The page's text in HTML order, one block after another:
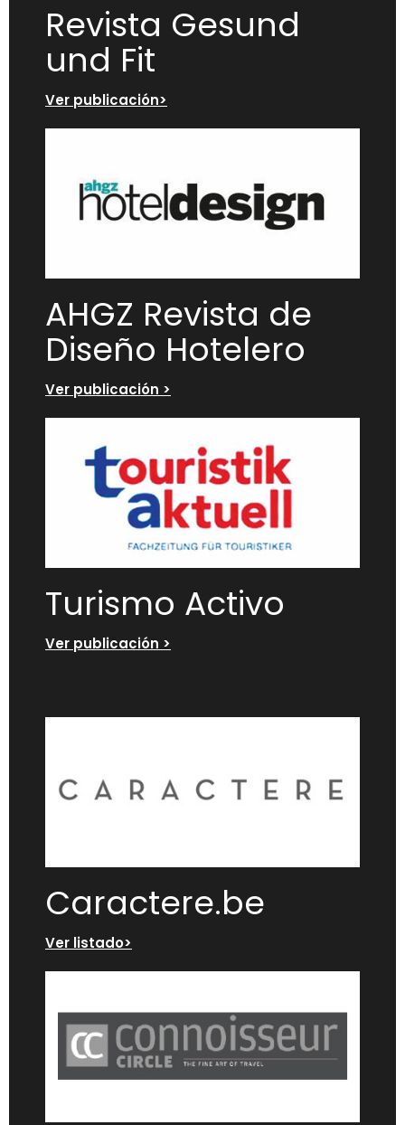
Revista Gesund
und Fit
Ver publicación>
AHGZ Revista de
Diseño Hotelero
Ver publicación >
Turismo Activo
Ver publicación >
Caractere.be
Ver listado>